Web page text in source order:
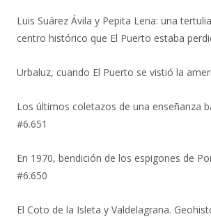
Luis Suárez Ávila y Pepita Lena: una
centro histórico que El Puerto estaba
Urbaluz, cuando El Puerto se vistió la
Los últimos coletazos de una enseñanza
#6.651
En 1970, bendición de los espigones de
#6.650
El Coto de la Isleta y Valdelagrana.